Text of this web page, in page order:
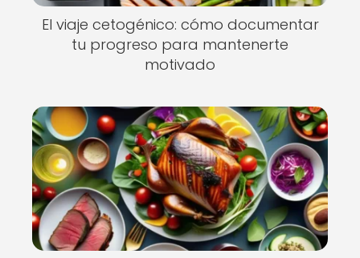
El viaje cetogénico: cómo documentar
tu progreso para mantenerte
motivado